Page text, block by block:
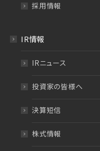
採用情報
IR情報
IRニュース
投資家の皆様へ
決算短信
株式情報